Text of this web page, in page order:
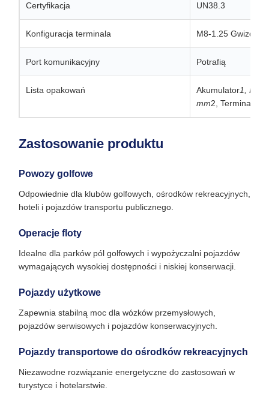
Certyfikacja UN38.3
Konfiguracja terminala M8-1.25
Port komunikacyjny Potrafią
Lista opakowań Akumulator1,
mm2, Terminal
Zastosowanie produktu
Powozy golfowe
Odpowiednie dla klubów golfowych, ośrodków rekreacyjnych,
hoteli i pojazdów transportu publicznego.
Operacje floty
Idealne dla parków pól golfowych i wypożyczalni pojazdów
wymagających wysokiej dostępności i niskiej konserwacji.
Pojazdy użytkowe
Zapewnia stabilną moc dla wózków przemysłowych,
pojazdów serwisowych i pojazdów konserwacyjnych.
Pojazdy transportowe do ośrodków rekreacyjnych
Niezawodne rozwiązanie energetyczne do zastosowań w
turystyce i hotelarstwie.